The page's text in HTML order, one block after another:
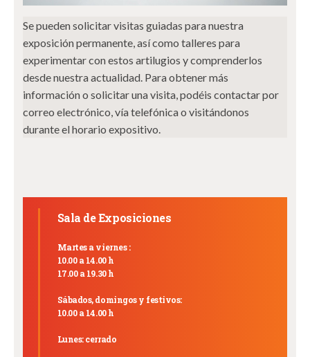
Se pueden solicitar visitas guiadas para nuestra
exposición permanente, así como talleres para
experimentar con estos artilugios y comprenderlos
desde nuestra actualidad. Para obtener más
información o solicitar una visita, podéis contactar por
correo electrónico, vía telefónica o visitándonos
durante el horario expositivo.
Sala de Exposiciones
Martes a viernes :
10.00 a 14.00 h
17.00 a 19.30 h
Sábados, domingos y festivos:
10.00 a 14.00 h
Lunes: cerrado